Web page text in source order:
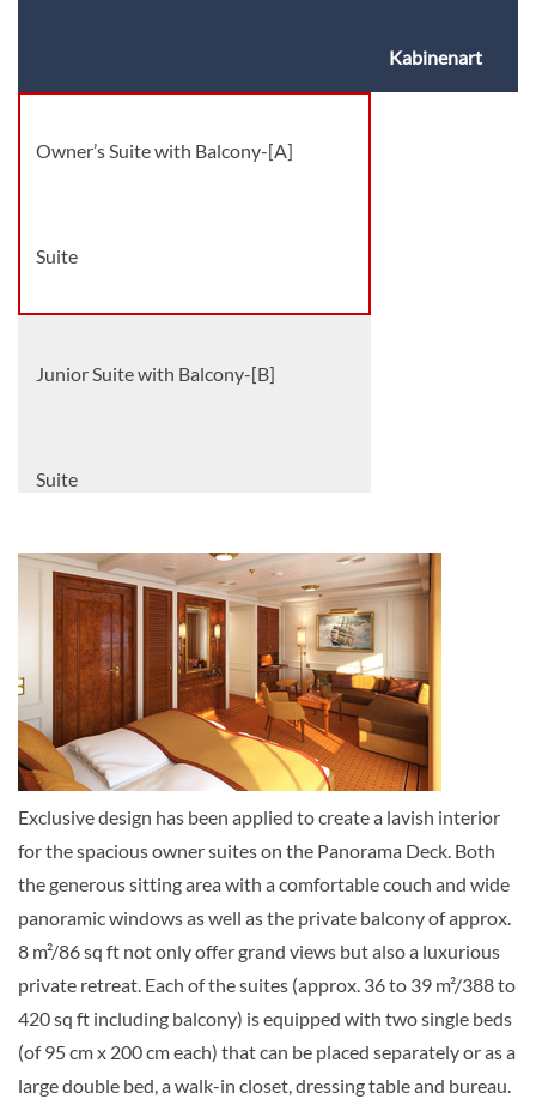
Kabinenart
Owner’s Suite with Balcony-[A]
Suite
Junior Suite with Balcony-[B]
Suite
Deluxe Cabin Outside-[C]
Aussenkabine
Deluxe Cabin Outside-[D]
Aussenkabine
Superior Cabin Outside-[E]
Exclusive design has been applied to create a lavish interior
for the spacious owner suites on the Panorama Deck. Both
the generous sitting area with a comfortable couch and wide
panoramic windows as well as the private balcony of approx.
8 m²/86 sq ft not only offer grand views but also a luxurious
private retreat. Each of the suites (approx. 36 to 39 m²/388 to
420 sq ft including balcony) is equipped with two single beds
(of 95 cm x 200 cm each) that can be placed separately or as a
large double bed, a walk-in closet, dressing table and bureau.